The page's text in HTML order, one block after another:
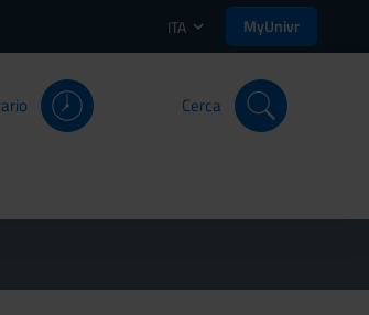
ITA MyUnivr
Cerca